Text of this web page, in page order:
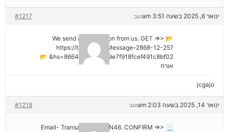
ינואר 6, 2025 בשעה 3:51 am #1217 הגב
📂 We send a transaction from us. GET =>>
https://telegra.ph/Message–2868-12-25?
hs=8664c520642b9e7f918fcef491c8bf02& 📂
אורח
jcgajo
ינואר 14, 2025 בשעה 2:03 am #1218 הגב
📃 Email- Transaction NoGN46. CONFIRM =>>